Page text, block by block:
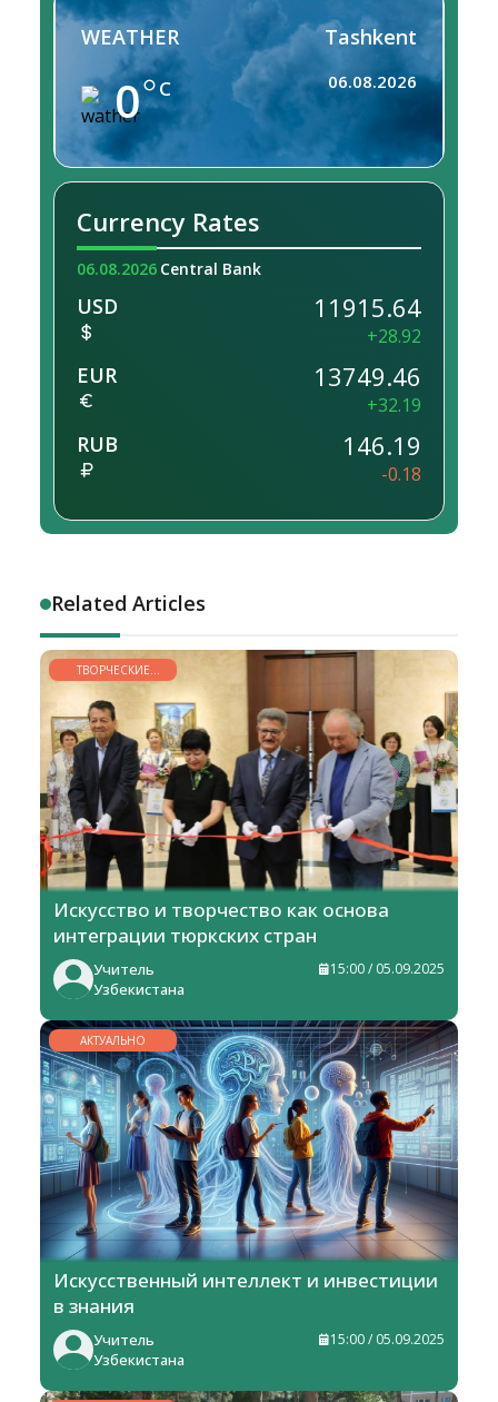
WEATHER
0 C
Tashkent
06.08.2026
Currency Rates
06.08.2026 Central Bank
USD 11915.64
+28.92
EUR 13749.46
+32.19
RUB 146.19
-0.18
Related Articles
ТВОРЧЕСКИЕ
ГОРИЗОНТЫ
Искусство и творчество как основа
интеграции тюркских стран
Учитель
Узбекистана
15:00 / 05.09.2025
АКТУАЛЬНО
Искусственный интеллект и инвестиции
в знания
Учитель
Узбекистана
15:00 / 05.09.2025